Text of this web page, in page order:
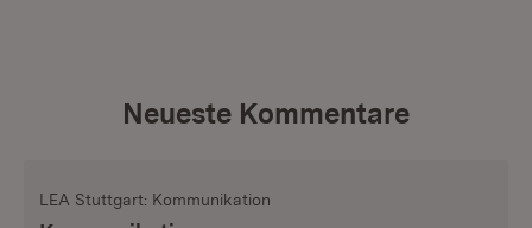
Neueste Kommentare
LEA Stuttgart: Kommunikation